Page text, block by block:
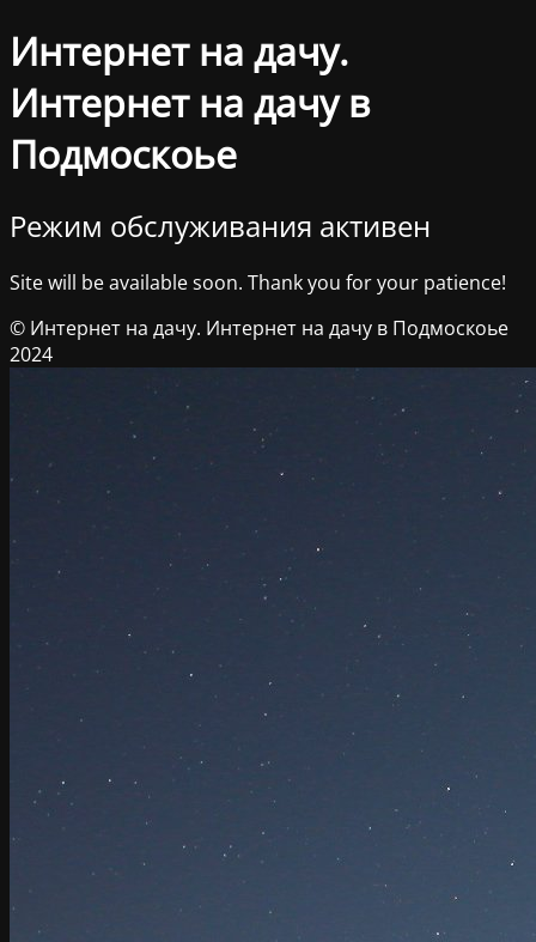
Интернет на дачу.
Интернет на дачу в
Подмоскоье
Режим обслуживания активен
Site will be available soon. Thank you for your patience!
© Интернет на дачу. Интернет на дачу в Подмоскоье
2024